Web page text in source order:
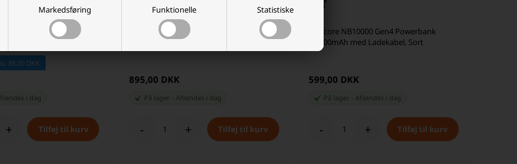
Markedsføring Funktionelle Statistiske
IMR18650 3100mAh 35A Li
88,00 DKK
i dag
+
Nitecore P23i Genopladelig LED Lygte
3000 Lumen
895,00 DKK
På lager Afsendes i dag
- +
Nitecore NB10000 Gen4 Powerbank
10.000mAh med Ladekabel, Sort
599,00 DKK
På lager Afsendes i dag
- +